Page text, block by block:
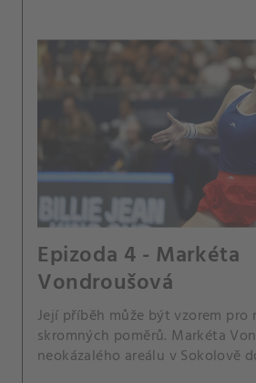
Epizoda 4 - Markéta
Vondroušová
Její příběh může být vzorem pro
skromných poměrů. Markéta
neokázalého areálu v Sokolově